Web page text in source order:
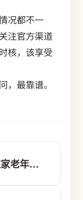
况都不一
注官方渠道
核，该享受
，最靠谱。
退休后总感觉没着落？昆明这家老年公寓教你如何活出“第二春”